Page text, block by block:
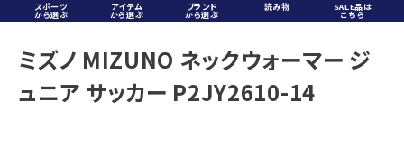
スポーツ
から選ぶ
アイテム
から選ぶ
ブランド
から選ぶ
読み物 SALE品は
こちら
ACCOUNT MENU
ようこそ ゲスト 様
ミズノ MIZUNO ネックウォーマー ジ
ュニア サッカー P2JY2610-14